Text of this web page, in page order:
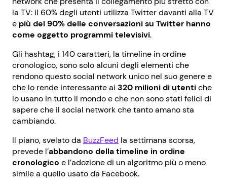
la TV: il 60% degli utenti utilizza Twitter davanti alla TV
e più del 90% delle conversazioni su Twitter hanno
come oggetto programmi televisivi.
Gli hashtag, i 140 caratteri, la timeline in ordine
cronologico, sono solo alcuni degli elementi che
rendono questo social network unico nel suo genere e
che lo rende interessante ai 320 milioni di utentiche
lo usano in tutto il mondo e che non sono stati felici di
sapere che il social network che tanto amano sta
cambiando.
Il piano, svelato da BuzzFeed la settimana scorsa,
prevede l’abbandono della timeline in ordine
cronologico e l’adozione di un algoritmo più o meno
simile a quello usato da Facebook.